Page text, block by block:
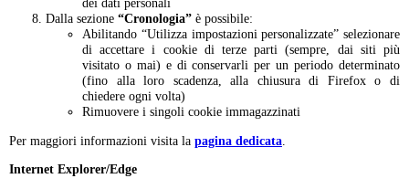
dei dati personali
Dalla sezione “Cronologia” è possibile:
Abilitando “Utilizza impostazioni personalizzate” selezionare
di accettare i cookie di terze parti (sempre, dai siti più
visitato o mai) e di conservarli per un periodo determinato
(fino alla loro scadenza, alla chiusura di Firefox o di
chiedere ogni volta)
Rimuovere i singoli cookie immagazzinati
Per maggiori informazioni visita la pagina dedicata
Internet Explorer/Edge